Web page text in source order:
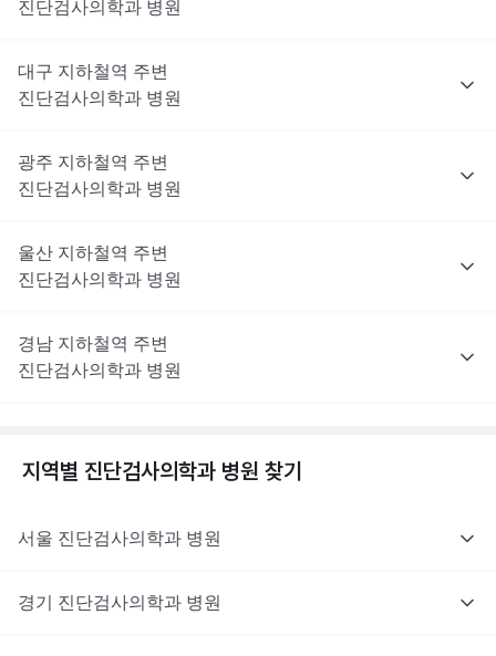
진단검사의학과 병원
대구 지하철역 주변
진단검사의학과 병원
광주 지하철역 주변
진단검사의학과 병원
울산 지하철역 주변
진단검사의학과 병원
경남 지하철역 주변
진단검사의학과 병원
지역별 진단검사의학과 병원 찾기
서울 진단검사의학과 병원
경기 진단검사의학과 병원